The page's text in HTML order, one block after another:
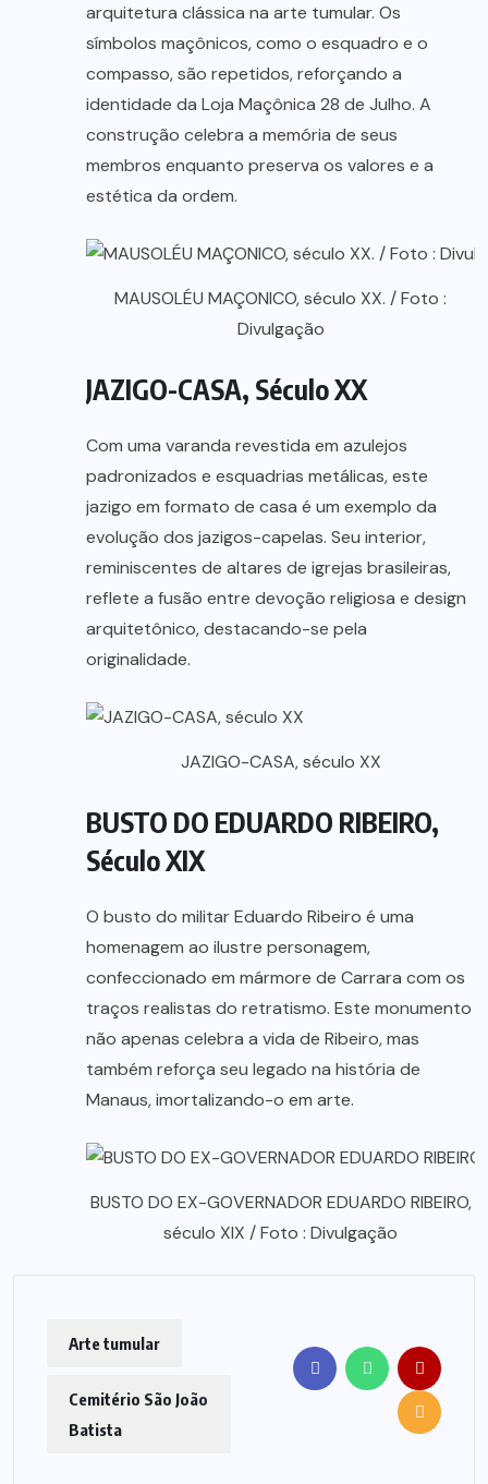
arquitetura clássica na arte tumular. Os
símbolos maçônicos, como o esquadro e o
compasso, são repetidos, reforçando a
identidade da Loja Maçônica 28 de Julho. A
construção celebra a memória de seus
membros enquanto preserva os valores e a
estética da ordem.
MAUSOLÉU MAÇONICO, século XX. / Foto :
Divulgação
JAZIGO-CASA, Século XX
Com uma varanda revestida em azulejos
padronizados e esquadrias metálicas, este
jazigo em formato de casa é um exemplo da
evolução dos jazigos-capelas. Seu interior,
reminiscentes de altares de igrejas brasileiras,
reflete a fusão entre devoção religiosa e design
arquitetônico, destacando-se pela
originalidade.
JAZIGO-CASA, século XX
BUSTO DO EDUARDO RIBEIRO,
Século XIX
O busto do militar Eduardo Ribeiro é uma
homenagem ao ilustre personagem,
confeccionado em mármore de Carrara com os
traços realistas do retratismo. Este monumento
não apenas celebra a vida de Ribeiro, mas
também reforça seu legado na história de
Manaus, imortalizando-o em arte.
BUSTO DO EX-GOVERNADOR EDUARDO RIBEIRO,
século XIX / Foto : Divulgação
Arte tumular
Cemitério São João
Batista